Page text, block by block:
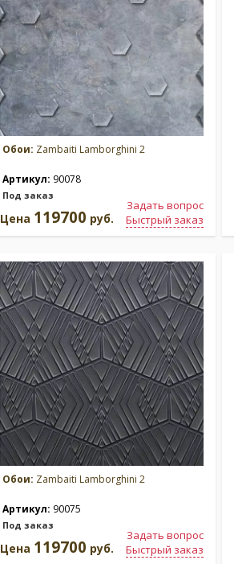
Обои: Zambaiti Lamborghini 2
Артикул: 90078
Под заказ
Задать вопрос
Быстрый заказ
Цена 119700 руб.
Обои: Zambaiti Lamborghini 2
Артикул: 90075
Под заказ
Задать вопрос
Быстрый заказ
Цена 119700 руб.